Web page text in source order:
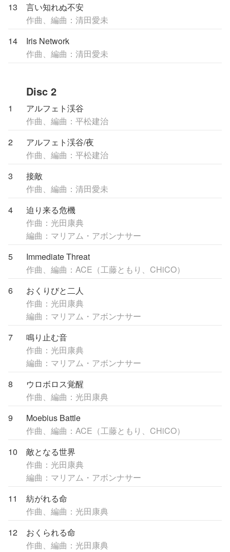
13
言い知れぬ不安
作曲、編曲：清田愛未
14
Iris Network
作曲、編曲：清田愛未
Disc 2
1
アルフェト渓谷
作曲、編曲：平松建治
2
アルフェト渓谷/夜
作曲、編曲：平松建治
3
接敵
作曲、編曲：清田愛未
4
迫り来る危機
作曲：光田康典
編曲：マリアム・アボンナサー
5
Immediate Threat
作曲、編曲：ACE（工藤ともり、CHiCO）
6
おくりびと二人
作曲：光田康典
編曲：マリアム・アボンナサー
7
鳴り止む音
作曲：光田康典
編曲：マリアム・アボンナサー
8
ウロボロス覚醒
作曲、編曲：光田康典
9
Moebius Battle
作曲、編曲：ACE（工藤ともり、CHiCO）
10
敵となる世界
作曲：光田康典
編曲：マリアム・アボンナサー
11
紡がれる命
作曲、編曲：光田康典
12
おくられる命
作曲、編曲：光田康典